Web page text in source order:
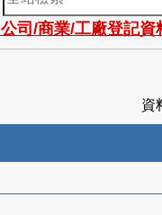
站
檢
索
公司/商業/工廠登記資
資